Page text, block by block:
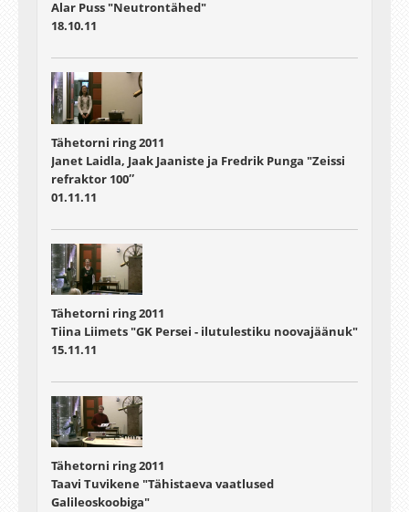
Alar Puss "Neutrontähed"
18.10.11
Tähetorni ring 2011
Janet Laidla, Jaak Jaaniste ja Fredrik Punga "Zeissi
refraktor 100″
01.11.11
Tähetorni ring 2011
Tiina Liimets "GK Persei - ilutulestiku noovajäänuk"
15.11.11
Tähetorni ring 2011
Taavi Tuvikene "Tähistaeva vaatlused
Galileoskoobiga"